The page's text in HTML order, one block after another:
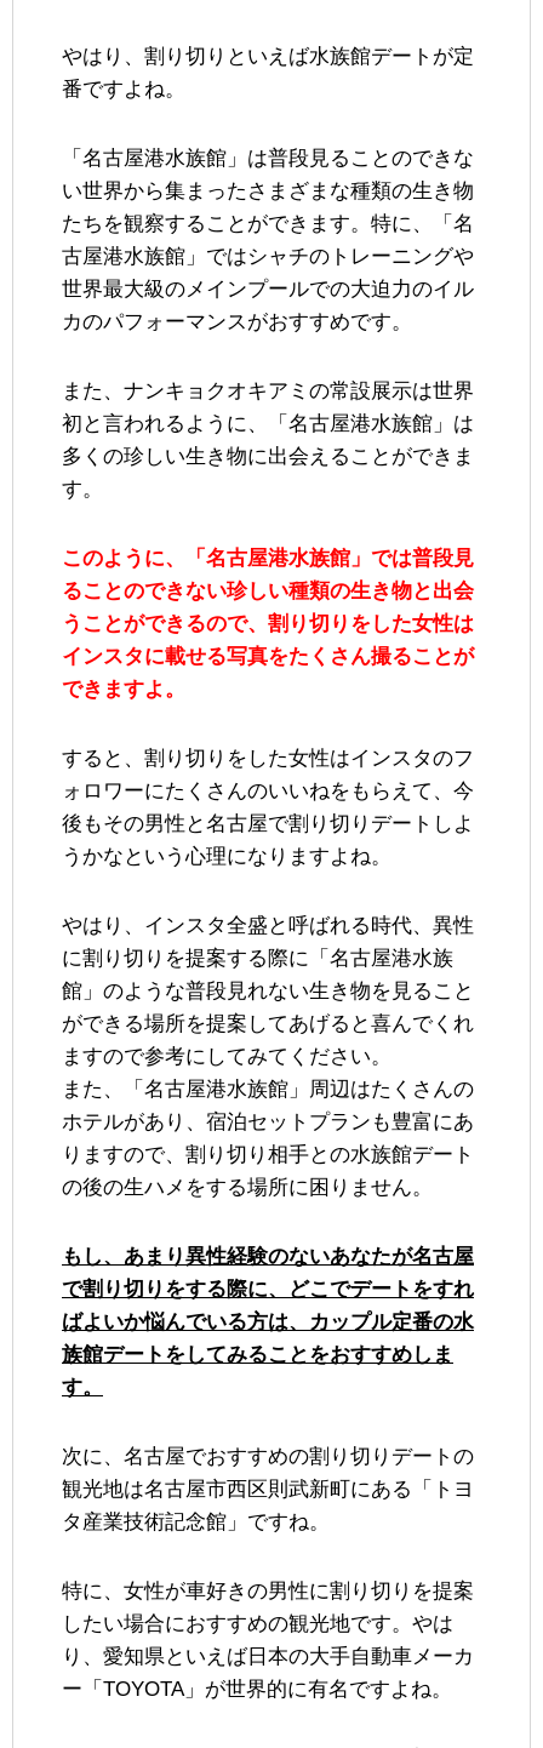
やはり、割り切りといえば水族館デートが定
番ですよね。
「名古屋港水族館」は普段見ることのできな
い世界から集まったさまざまな種類の生き物
たちを観察することができます。特に、「名
古屋港水族館」ではシャチのトレーニングや
世界最大級のメインプールでの大迫力のイル
カのパフォーマンスがおすすめです。
また、ナンキョクオキアミの常設展示は世界
初と言われるように、「名古屋港水族館」は
多くの珍しい生き物に出会えることができま
す。
このように、「名古屋港水族館」では普段見
ることのできない珍しい種類の生き物と出会
うことができるので、割り切りをした女性は
インスタに載せる写真をたくさん撮ることが
できますよ。
すると、割り切りをした女性はインスタのフ
ォロワーにたくさんのいいねをもらえて、今
後もその男性と名古屋で割り切りデートしよ
うかなという心理になりますよね。
やはり、インスタ全盛と呼ばれる時代、異性
に割り切りを提案する際に「名古屋港水族
館」のような普段見れない生き物を見ること
ができる場所を提案してあげると喜んでくれ
ますので参考にしてみてください。
また、「名古屋港水族館」周辺はたくさんの
ホテルがあり、宿泊セットプランも豊富にあ
りますので、割り切り相手との水族館デート
の後の生ハメをする場所に困りません。
もし、あまり異性経験のないあなたが名古屋
で割り切りをする際に、どこでデートをすれ
ばよいか悩んでいる方は、カップル定番の水
族館デートをしてみることをおすすめしま
す。
次に、名古屋でおすすめの割り切りデートの
観光地は名古屋市西区則武新町にある「トヨ
タ産業技術記念館」ですね。
特に、女性が車好きの男性に割り切りを提案
したい場合におすすめの観光地です。やは
り、愛知県といえば日本の大手自動車メーカ
ー「TOYOTA」が世界的に有名ですよね。